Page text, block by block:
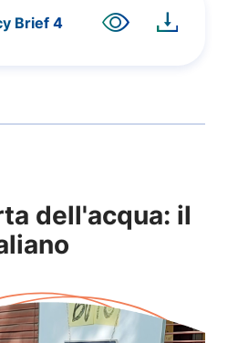
Brief 4
dell'acqua: il